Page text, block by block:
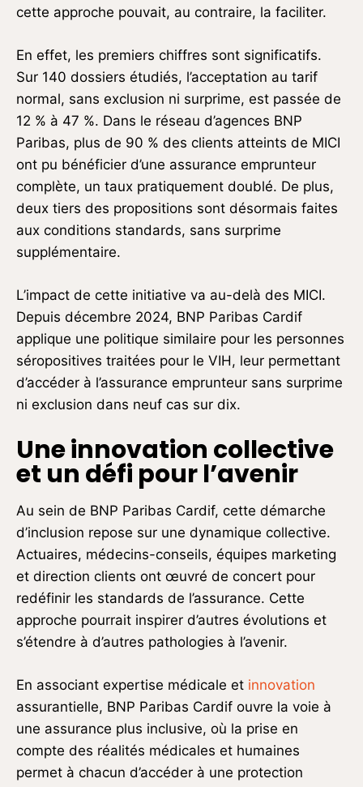
cette approche pouvait, au contraire, la faciliter.
En effet, les premiers chiffres sont significatifs.
Sur 140 dossiers étudiés, l’acceptation au tarif
normal, sans exclusion ni surprime, est passée de
12 % à 47 %. Dans le réseau d’agences BNP
Paribas, plus de 90 % des clients atteints de MICI
ont pu bénéficier d’une assurance emprunteur
complète, un taux pratiquement doublé. De plus,
deux tiers des propositions sont désormais faites
aux conditions standards, sans surprime
supplémentaire.
L’impact de cette initiative va au-delà des MICI.
Depuis décembre 2024, BNP Paribas Cardif
applique une politique similaire pour les personnes
séropositives traitées pour le VIH, leur permettant
d’accéder à l’assurance emprunteur sans surprime
ni exclusion dans neuf cas sur dix.
Une innovation collective
et un défi pour l’avenir
Au sein de BNP Paribas Cardif, cette démarche
d’inclusion repose sur une dynamique collective.
Actuaires, médecins-conseils, équipes marketing
et direction clients ont œuvré de concert pour
redéfinir les standards de l’assurance. Cette
approche pourrait inspirer d’autres évolutions et
s’étendre à d’autres pathologies à l’avenir.
En associant expertise médicale et innovation
assurantielle, BNP Paribas Cardif ouvre la voie à
une assurance plus inclusive, où la prise en
compte des réalités médicales et humaines
permet à chacun d’accéder à une protection